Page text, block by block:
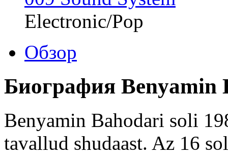
Electronic/Pop
Обзор
Биография Benyamin
Benyamin Bahodari soli
tavallud shudaast. Az 16